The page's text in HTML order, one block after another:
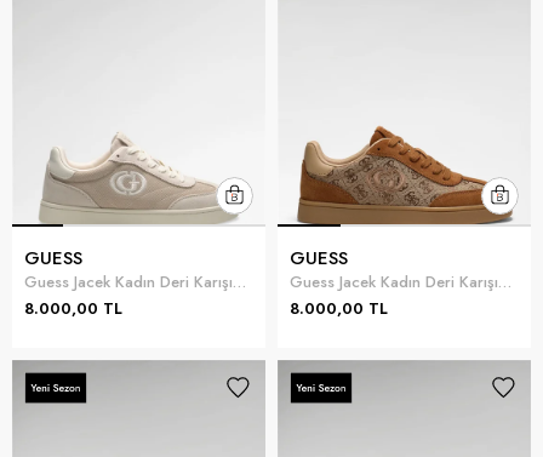
GUESS
Guess Jacek Kadın Deri Karışımlı Sneaker Beyaz
8.000,00 TL
GUESS
Guess Jacek Kadın Deri Karışımlı Sneaker Taba
8.000,00 TL